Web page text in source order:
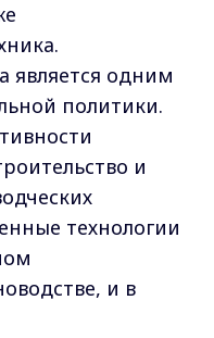
является одним
политики.
и
технологии
и в